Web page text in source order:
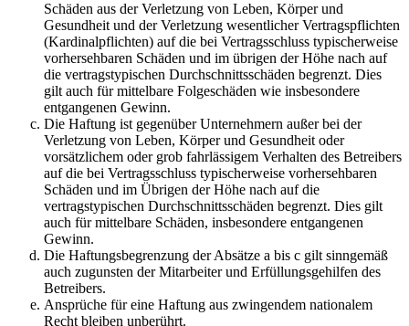
Schäden aus der Verletzung von Leben, Körper und
Gesundheit und der Verletzung wesentlicher Vertragspflichten
(Kardinalpflichten) auf die bei Vertragsschluss typischerweise
vorhersehbaren Schäden und im übrigen der Höhe nach auf
die vertragstypischen Durchschnittsschäden begrenzt. Dies
gilt auch für mittelbare Folgeschäden wie insbesondere
entgangenen Gewinn.
Die Haftung ist gegenüber Unternehmern außer bei der
Verletzung von Leben, Körper und Gesundheit oder
vorsätzlichem oder grob fahrlässigem Verhalten des Betreibers
auf die bei Vertragsschluss typischerweise vorhersehbaren
Schäden und im Übrigen der Höhe nach auf die
vertragstypischen Durchschnittsschäden begrenzt. Dies gilt
auch für mittelbare Schäden, insbesondere entgangenen
Gewinn.
Die Haftungsbegrenzung der Absätze a bis c gilt sinngemäß
auch zugunsten der Mitarbeiter und Erfüllungsgehilfen des
Betreibers.
Ansprüche für eine Haftung aus zwingendem nationalem
Recht bleiben unberührt.